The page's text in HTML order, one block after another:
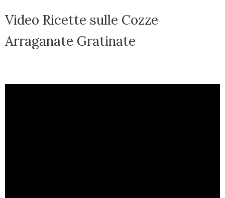
Video Ricette sulle Cozze
Arraganate Gratinate